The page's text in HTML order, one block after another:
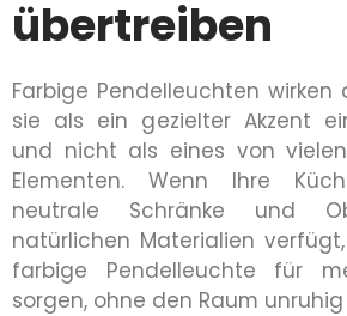
übertreiben
Farbige Pendelleuchten wirken
sie als ein gezielter Akzent
und nicht als eines von vielen
Elementen. Wenn Ihre
neutrale Schränke und
natürlichen Materialien
farbige Pendelleuchte für
sorgen, ohne den Raum